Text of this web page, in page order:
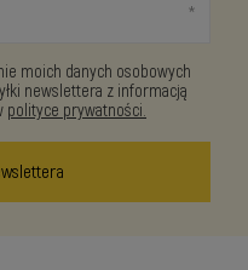
moich danych osobowych
newslettera z informacją
polityce prywatności.